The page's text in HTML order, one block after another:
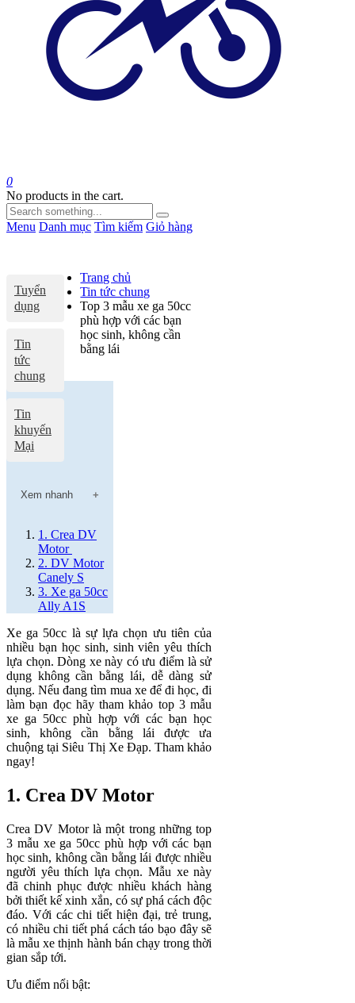
0
No products in the cart.
Menu Danh mục Tìm kiếm Giỏ hàng
Tuyển
dụng
Tin
tức
chung
Tin
khuyến
Mại
Trang chủ
Tin tức chung
Top 3 mẫu xe ga 50cc
phù hợp với các bạn
học sinh, không cần
bằng lái
Xem nhanh
1. Crea DV
Motor
2. DV Motor
Canely S
3. Xe ga 50cc
Ally A1S
Xe ga 50cc là sự lựa chọn ưu tiên của
nhiều bạn học sinh, sinh viên yêu thích
lựa chọn. Dòng xe này có ưu điểm là sử
dụng không cần bằng lái, dễ dàng sử
dụng. Nếu đang tìm mua xe để đi học, đi
làm bạn đọc hãy tham khảo top 3 mẫu
xe ga 50cc phù hợp với các bạn học
sinh, không cần bằng lái được ưa
chuộng tại Siêu Thị Xe Đạp. Tham khảo
ngay!
1. Crea DV Motor
Crea DV Motor là một trong những top
3 mẫu xe ga 50cc phù hợp với các bạn
học sinh, không cần bằng lái được nhiều
người yêu thích lựa chọn. Mẫu xe này
đã chinh phục được nhiều khách hàng
bởi thiết kế xinh xắn, có sự phá cách độc
đáo. Với các chi tiết hiện đại, trẻ trung,
có nhiều chi tiết phá cách táo bạo đây sẽ
là mẫu xe thịnh hành bán chạy trong thời
gian sắp tới.
Ưu điểm nổi bật: